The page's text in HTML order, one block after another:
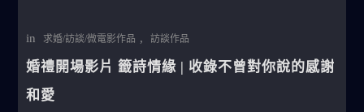
in 求婚/訪談/微電影作品 , 訪談作品
婚禮開場影片 籤詩情緣 | 收錄不曾對你說的感謝
和愛